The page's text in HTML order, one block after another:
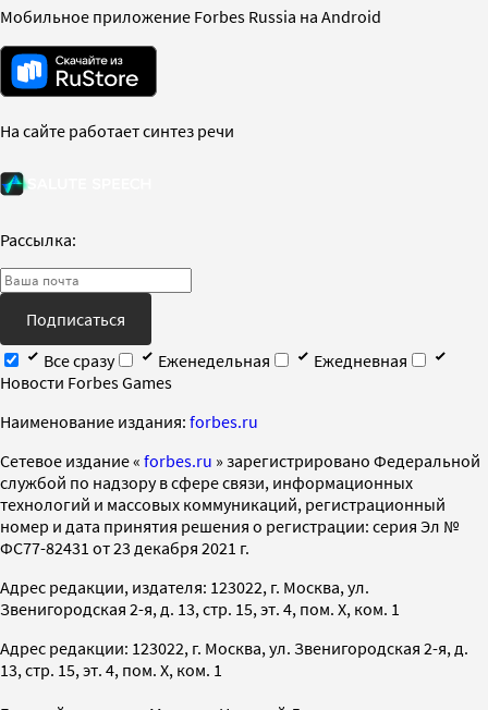
Мобильное приложение Forbes Russia на Android
На сайте работает синтез речи
Рассылка:
Подписаться
Все сразу
Еженедельная
Ежедневная
Новости Forbes Games
Наименование издания: forbes.ru
Cетевое издание « forbes.ru » зарегистрировано Федеральной
службой по надзору в сфере связи, информационных
технологий и массовых коммуникаций, регистрационный
номер и дата принятия решения о регистрации: серия Эл №
ФС77-82431 от 23 декабря 2021 г.
Адрес редакции, издателя: 123022, г. Москва, ул.
Звенигородская 2-я, д. 13, стр. 15, эт. 4, пом. X, ком. 1
Адрес редакции: 123022, г. Москва, ул. Звенигородская 2-я, д.
13, стр. 15, эт. 4, пом. X, ком. 1